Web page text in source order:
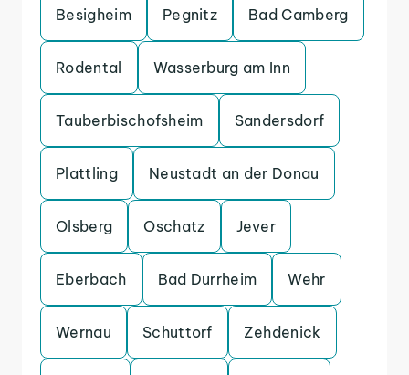
Besigheim Pegnitz Bad Camberg
Rodental Wasserburg am Inn
Tauberbischofsheim Sandersdorf
Plattling Neustadt an der Donau
Olsberg Oschatz Jever
Eberbach Bad Durrheim Wehr
Wernau Schuttorf Zehdenick